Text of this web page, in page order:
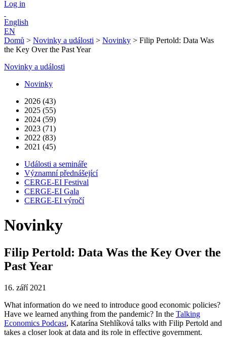
Log in
English
EN
Domů > Novinky a události > Novinky > Filip Pertold: Data Was
the Key Over the Past Year
Novinky a události
Novinky
2026 (43)
2025 (55)
2024 (59)
2023 (71)
2022 (83)
2021 (45)
Události a semináře
Významní přednášející
CERGE-EI Festival
CERGE-EI Gala
CERGE-EI výročí
Novinky
Filip Pertold: Data Was the Key Over the
Past Year
16. září 2021
What information do we need to introduce good economic policies?
Have we learned anything from the pandemic? In the Talking
Economics Podcast, Katarína Stehlíková talks with Filip Pertold and
takes a closer look at data and its role in effective government.